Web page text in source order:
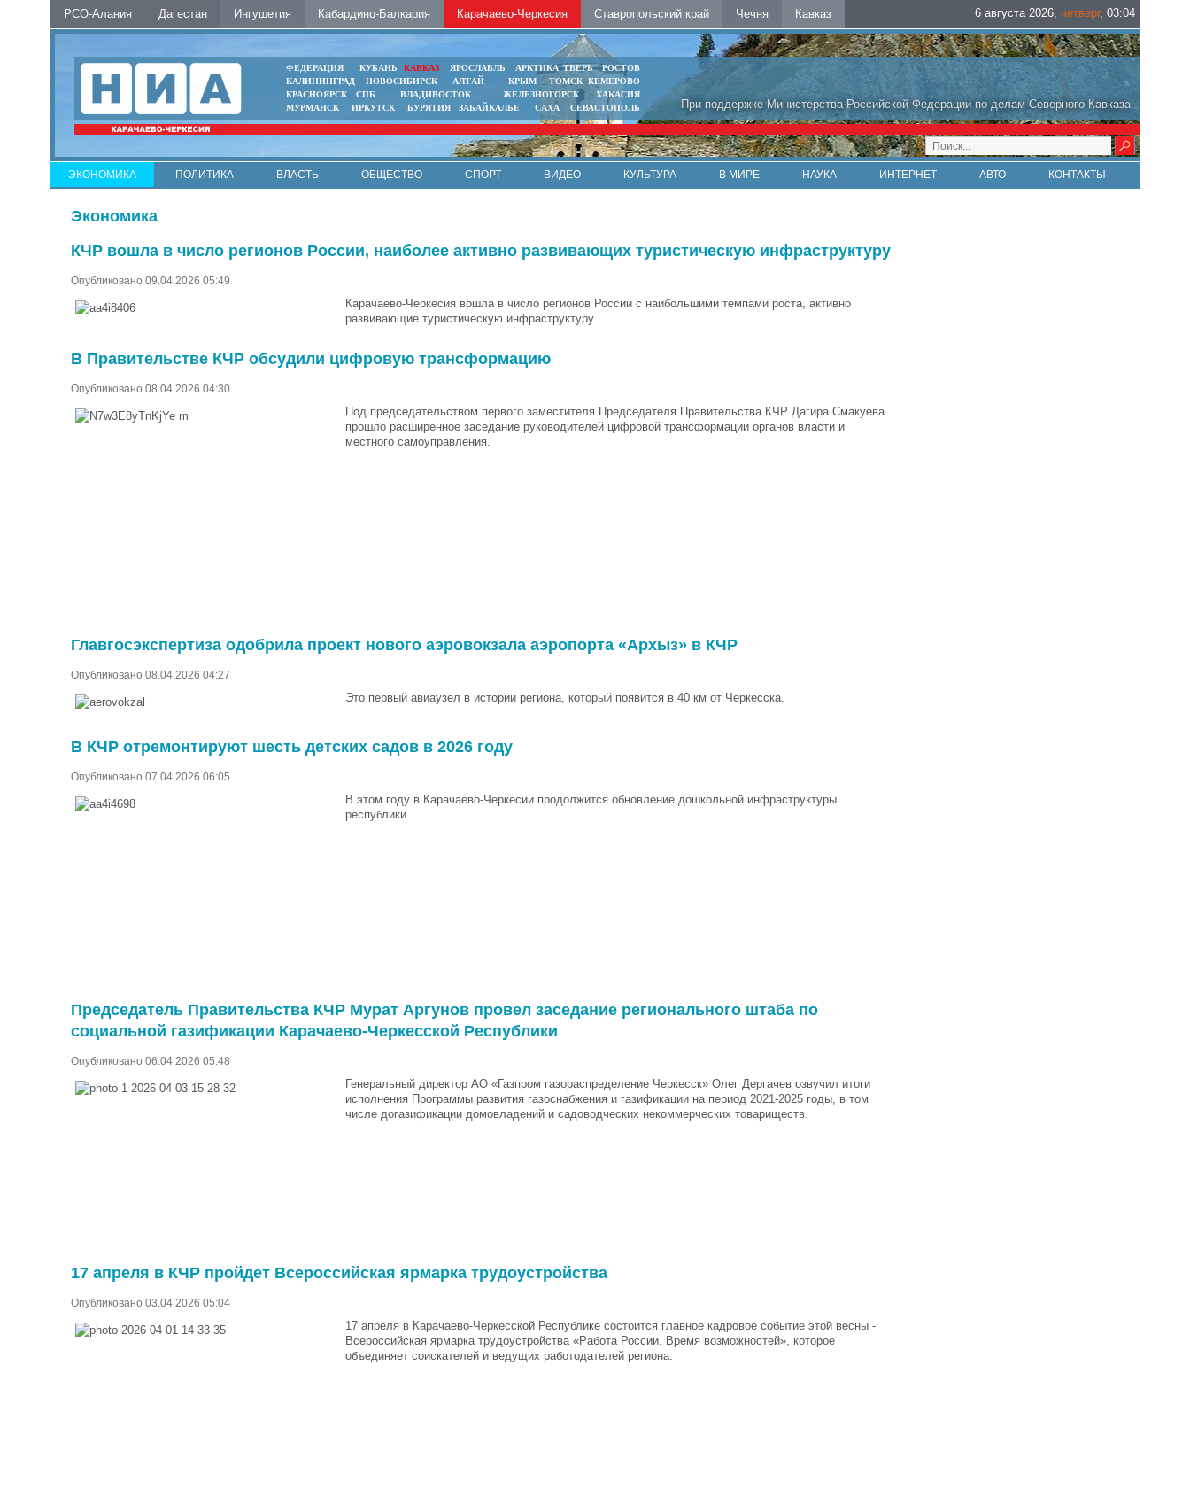
РСО-Алания Дагестан Ингушетия Кабардино-Балкария Карачаево-Черкесия Ставропольский край Чечня Кавказ 6 августа 2026, четверг, 03:04
При поддержке Министерства Российской Федерации по делам Северного Кавказа
ФЕДЕРАЦИЯ КУБАНЬ КАВКАЗ ЯРОСЛАВЛЬ АРКТИКА ТВЕРЬ
РОСТОВ
КАЛИНИНГРАД
НОВОСИБИРСК АЛТАЙ КРЫМ ТОМСК КЕМЕРОВО
КРАСНОЯРСК
СПБ ВЛАДИВОСТОК ЖЕЛЕЗНОГОРСК
ХАКАСИЯ
МУРМАНСК
ИРКУТСК БУРЯТИЯ ЗАБАЙКАЛЬЕ САХА СЕВАСТОПОЛЬ
ЭКОНОМИКА ПОЛИТИКА ВЛАСТЬ ОБЩЕСТВО СПОРТ ВИДЕО КУЛЬТУРА В МИРЕ НАУКА ИНТЕРНЕТ АВТО КОНТАКТЫ
Экономика
КЧР вошла в число регионов России, наиболее активно развивающих туристическую инфраструктуру
Опубликовано 09.04.2026 05:49
Карачаево-Черкесия вошла в число регионов России с наибольшими темпами роста, активно
развивающие туристическую инфраструктуру.
В Правительстве КЧР обсудили цифровую трансформацию
Опубликовано 08.04.2026 04:30
Под председательством первого заместителя Председателя Правительства КЧР Дагира Смакуева
прошло расширенное заседание руководителей цифровой трансформации органов власти и
местного самоуправления.
Главгосэкспертиза одобрила проект нового аэровокзала аэропорта «Архыз» в КЧР
Опубликовано 08.04.2026 04:27
Это первый авиаузел в истории региона, который появится в 40 км от Черкесска.
В КЧР отремонтируют шесть детских садов в 2026 году
Опубликовано 07.04.2026 06:05
В этом году в Карачаево-Черкесии продолжится обновление дошкольной инфраструктуры
республики.
Председатель Правительства КЧР Мурат Аргунов провел заседание регионального штаба по
социальной газификации Карачаево-Черкесской Республики
Опубликовано 06.04.2026 05:48
Генеральный директор АО «Газпром газораспределение Черкесск» Олег Дергачев озвучил итоги
исполнения Программы развития газоснабжения и газификации на период 2021-2025 годы, в том
числе догазификации домовладений и садоводческих некоммерческих товариществ.
17 апреля в КЧР пройдет Всероссийская ярмарка трудоустройства
Опубликовано 03.04.2026 05:04
17 апреля в Карачаево-Черкесской Республике состоится главное кадровое событие этой весны -
Всероссийская ярмарка трудоустройства «Работа России. Время возможностей», которое
объединяет соискателей и ведущих работодателей региона.